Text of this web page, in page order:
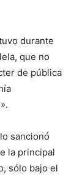
durante
que no
de pública
sancionó
la principal
sólo bajo el